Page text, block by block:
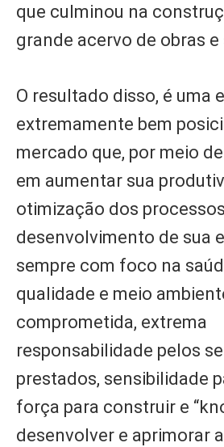
que culminou na
grande acervo de obras e
O resultado disso, é uma
extremamente bem
mercado que, por meio
em aumentar sua
otimização dos
desenvolvimento de sua
sempre com foco na
qualidade e meio
comprometida, extrema
responsabilidade pelos
prestados, sensibilidade
força para construir e
desenvolver e aprimorar